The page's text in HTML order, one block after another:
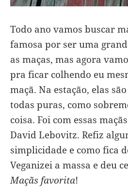
Todo ano vamos buscar
famosa por ser uma
as maças, mas agora
pra ficar colhendo eu
maçã. Na estação, elas
todas puras, como
coisa. Foi com essas
David Lebovitz. Refiz
simplicidade e como fica
Veganizei a massa e deu
Maçãs favorita!